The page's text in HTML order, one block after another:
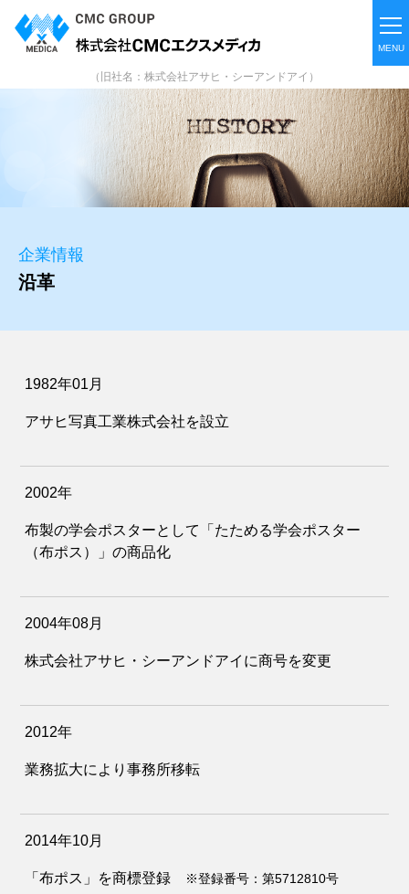
（旧社名：株式会社アサヒ・シーアンドアイ）
企業情報
沿革
1982年01月
アサヒ写真工業株式会社を設立
2002年
布製の学会ポスターとして「たためる学会ポスター
（布ポス）」の商品化
2004年08月
株式会社アサヒ・シーアンドアイに商号を変更
2012年
業務拡大により事務所移転
2014年10月
「布ポス」を商標登録 ※登録番号：第5712810号